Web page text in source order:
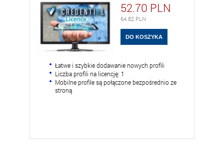
52.70 PLN
64.82 PLN
Łatwe i szybkie dodawanie nowych profili
Liczba profili na licencję: 1
Mobilne profile są połączone bezpośrednio ze
stroną